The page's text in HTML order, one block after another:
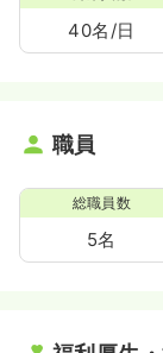
40名/日
職員
総職員数
5名